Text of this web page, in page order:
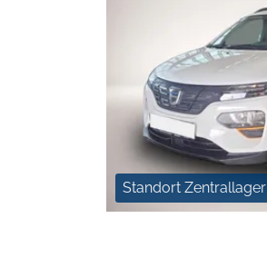
Standort Zentrallager